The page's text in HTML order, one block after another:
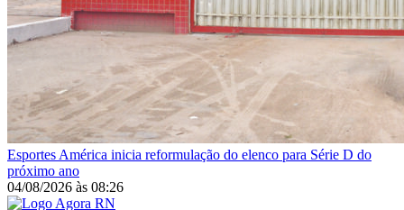
Esportes América inicia reformulação do elenco para Série D do
próximo ano
04/08/2026 às 08:26